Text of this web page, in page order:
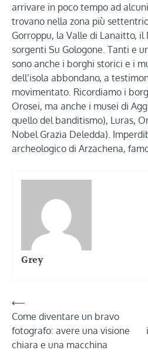
arrivare in poco tempo ad
trovano nella zona più
Gorroppu, la Valle di Lanaitto, il
sorgenti Su Gologone. Tanti e
sono anche i borghi storici e i
dell’isola abbondano, a
movimentato. Ricordiamo i
Orosei, ma anche i musei di
quello del banditismo), Luras,
Nobel Grazia Deledda).
archeologico di Arzachena,
Grey
Navigazione
articoli
⟵
Come diventare un bravo
fotografo: avere una visione
chiara e una macchina